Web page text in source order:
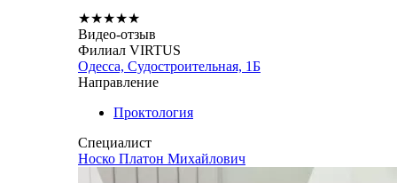
★★★★★
Видео-отзыв
Филиал VIRTUS
Одесса, Судостроительная, 1Б
Направление
Проктология
Специалист
Носко Платон Михайлович